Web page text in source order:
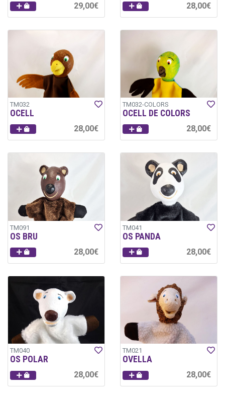
29,00€ 28,00€
TM032
OCELL
28,00€
TM032-COLORS
OCELL DE COLORS
28,00€
TM091
OS BRU
28,00€
TM041
OS PANDA
28,00€
TM040
OS POLAR
28,00€
TM021
OVELLA
28,00€